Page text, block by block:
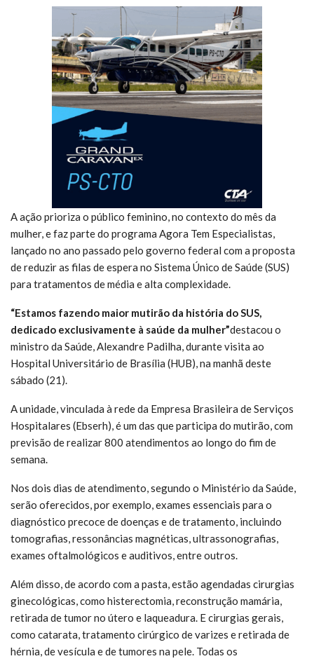
A ação prioriza o público feminino, no contexto do mês da
mulher, e faz parte do programa Agora Tem Especialistas,
lançado no ano passado pelo governo federal com a proposta
de reduzir as filas de espera no Sistema Único de Saúde (SUS)
para tratamentos de média e alta complexidade.
“Estamos fazendo maior mutirão da história do SUS,
dedicado exclusivamente à saúde da mulher”destacou o
ministro da Saúde, Alexandre Padilha, durante visita ao
Hospital Universitário de Brasília (HUB), na manhã deste
sábado (21).
A unidade, vinculada à rede da Empresa Brasileira de Serviços
Hospitalares (Ebserh), é um das que participa do mutirão, com
previsão de realizar 800 atendimentos ao longo do fim de
semana.
Nos dois dias de atendimento, segundo o Ministério da Saúde,
serão oferecidos, por exemplo, exames essenciais para o
diagnóstico precoce de doenças e de tratamento, incluindo
tomografias, ressonâncias magnéticas, ultrassonografias,
exames oftalmológicos e auditivos, entre outros.
Além disso, de acordo com a pasta, estão agendadas cirurgias
ginecológicas, como histerectomia, reconstrução mamária,
retirada de tumor no útero e laqueadura. E cirurgias gerais,
como catarata, tratamento cirúrgico de varizes e retirada de
hérnia, de vesícula e de tumores na pele. Todas os